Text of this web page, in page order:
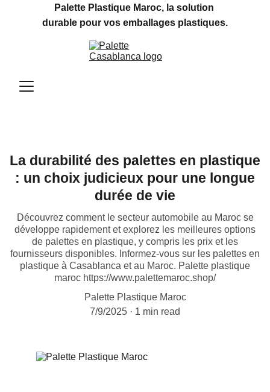
Palette Plastique Maroc, la solution
durable pour vos emballages plastiques.
La durabilité des palettes en plastique
: un choix judicieux pour une longue
durée de vie
Découvrez comment le secteur automobile au Maroc se
développe rapidement et explorez les meilleures options
de palettes en plastique, y compris les prix et les
fournisseurs disponibles. Informez-vous sur les palettes en
plastique à Casablanca et au Maroc. Palette plastique
maroc https://www.palettemaroc.shop/
Palette Plastique Maroc
7/9/2025
1 min read